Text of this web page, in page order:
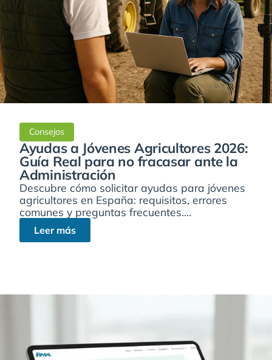
Consejos
Ayudas a Jóvenes Agricultores 2026:
Guía Real para no fracasar ante la
Administración
Descubre cómo solicitar ayudas para jóvenes
agricultores en España: requisitos, errores
comunes y preguntas frecuentes....
Leer más